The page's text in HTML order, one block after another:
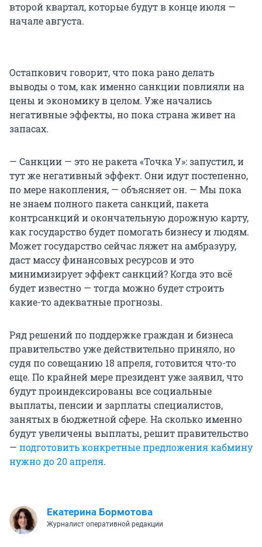
второй квартал, которые будут в конце июля —
начале августа.
Остапкович говорит, что пока рано делать
выводы о том, как именно санкции повлияли на
цены и экономику в целом. Уже начались
негативные эффекты, но пока страна живет на
запасах.
— Санкции — это не ракета «Точка У»: запустил, и
тут же негативный эффект. Они идут постепенно,
по мере накопления, — объясняет он. — Мы пока
не знаем полного пакета санкций, пакета
контрсанкций и окончательную дорожную карту,
как государство будет помогать бизнесу и людям.
Может государство сейчас ляжет на амбразуру,
даст массу финансовых ресурсов и это
минимизирует эффект санкций? Когда это всё
будет известно — тогда можно будет строить
какие-то адекватные прогнозы.
Ряд решений по поддержке граждан и бизнеса
правительство уже действительно приняло, но
судя по совещанию 18 апреля, готовится что-то
еще. По крайней мере президент уже заявил, что
будут проиндексированы все социальные
выплаты, пенсии и зарплаты специалистов,
занятых в бюджетной сфере. На сколько именно
будут увеличены выплаты, решит правительство
— подготовить конкретные предложения кабмину
нужно до 20 апреля.
Екатерина Бормотова
Журналист оперативной редакции